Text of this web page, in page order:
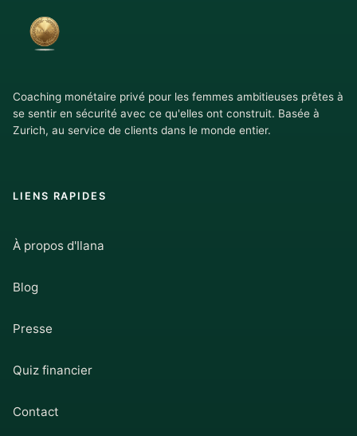
Coaching monétaire privé pour les femmes ambitieuses prêtes à
se sentir en sécurité avec ce qu'elles ont construit. Basée à
Zurich, au service de clients dans le monde entier.
LIENS RAPIDES
À propos d'Ilana
Blog
Presse
Quiz financier
Contact